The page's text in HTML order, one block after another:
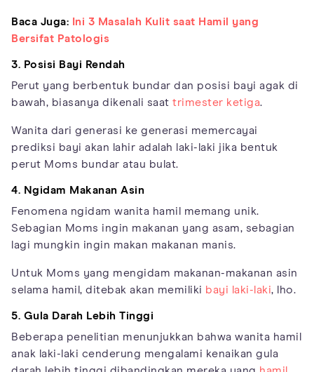
Baca Juga:
Ini 3 Masalah Kulit saat Hamil yang
Bersifat Patologis
3. Posisi Bayi Rendah
Perut yang berbentuk bundar dan posisi bayi agak di
bawah, biasanya dikenali saat trimester ketiga.
Wanita dari generasi ke generasi memercayai
prediksi bayi akan lahir adalah laki-laki jika bentuk
perut Moms bundar atau bulat.
4. Ngidam Makanan Asin
Fenomena ngidam wanita hamil memang unik.
Sebagian Moms ingin makanan yang asam, sebagian
lagi mungkin ingin makan makanan manis.
Untuk Moms yang mengidam makanan-makanan asin
selama hamil, ditebak akan memiliki bayi laki-laki, lho.
5. Gula Darah Lebih Tinggi
Beberapa penelitian menunjukkan bahwa wanita hamil
anak laki-laki cenderung mengalami kenaikan gula